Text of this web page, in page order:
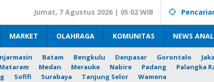
Jumat, 7 Agustus 2026 | 05:02 WIB
MARKET OLAHRAGA KOMUNITAS NEWS
Batam Bengkulu Denpasar Gorontalo
Mataram Medan Merauke Nabire Padang Palangka
Sofifi Surabaya Tanjung Selor Wamena